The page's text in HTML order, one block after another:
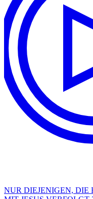
NUR DIEJENIGEN, DIE